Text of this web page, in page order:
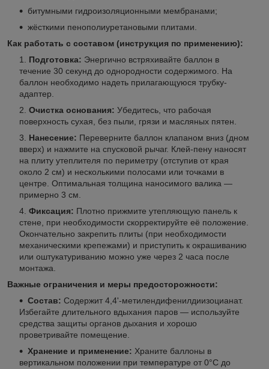
битумными гидроизоляционными мембранами;
жёсткими пенополиуретановыми плитами.
Как работать с составом (инструкция по применению):
Подготовка: Энергично встряхивайте баллон в
течение 30 секунд до однородности содержимого. На
баллон необходимо надеть прилагающуюся трубку-
адаптер.
Очистка основания: Убедитесь, что рабочая
поверхность сухая, без пыли, грязи и масляных пятен.
Нанесение: Переверните баллон клапаном вниз (дном
вверх) и нажмите на спусковой рычаг. Клей-пену наносят
на плиту утеплителя по периметру (отступив от края
около 2 см) и несколькими полосами или точками в
центре. Оптимальная толщина наносимого валика —
примерно 3 см.
Фиксация: Плотно прижмите утепляющую панель к
стене, при необходимости скорректируйте её положение.
Окончательно закрепить плиты (при необходимости
механическими крепежами) и приступить к окрашиванию
или оштукатуриванию можно уже через 2 часа после
монтажа.
Важные ограничения и меры предосторожности:
Состав: Содержит 4,4'-метилендифенилдиизоцианат.
Избегайте длительного вдыхания паров — используйте
средства защиты органов дыхания и хорошо
проветривайте помещение.
Хранение и применение: Храните баллоны в
вертикальном положении при температуре от 0°C до